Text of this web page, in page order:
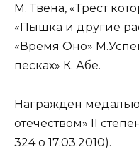
М. Твена, «Трест
«Пышка и другие
«Время Оно»
песках» К. Абе.
Награжден медалью
отечеством» II
324 о 17.03.2010).